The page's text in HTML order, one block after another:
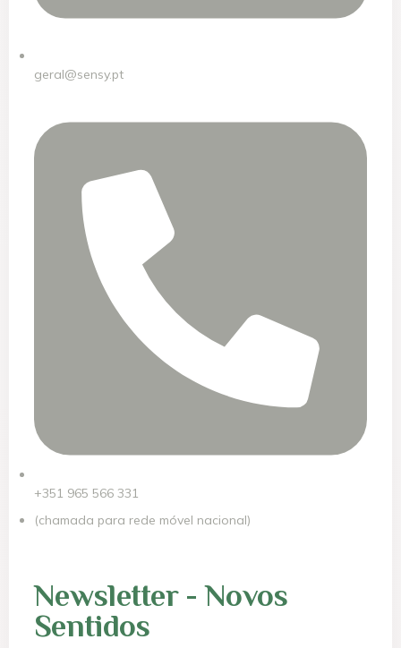
geral@sensy.pt
+351 965 566 331
(chamada para rede móvel nacional)
Newsletter - Novos
Sentidos